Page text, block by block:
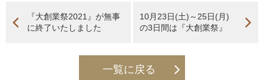
『大創業祭2021』が無事
に終了いたしました
10月23日(土)～25日(月)
の3日間は『大創業祭』
一覧に戻る